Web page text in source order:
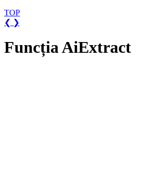
TOP
❮ ❯
Funcția AiExtract